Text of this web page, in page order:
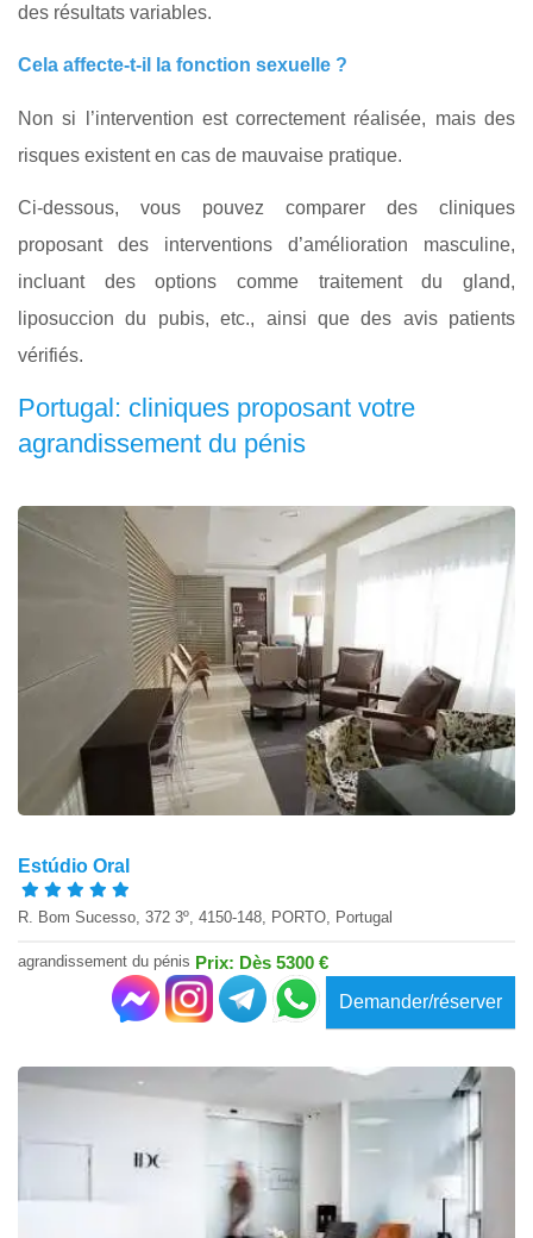
des résultats variables.
Cela affecte-t-il la fonction sexuelle ?
Non si l’intervention est correctement réalisée, mais des
risques existent en cas de mauvaise pratique.
Ci-dessous, vous pouvez comparer des cliniques
proposant des interventions d’amélioration masculine,
incluant des options comme traitement du gland,
liposuccion du pubis, etc., ainsi que des avis patients
vérifiés.
Portugal: cliniques proposant votre
agrandissement du pénis
Estúdio Oral
R. Bom Sucesso, 372 3º, 4150-148, PORTO, Portugal
agrandissement du pénis Prix: Dès 5300 €
Demander/réserver